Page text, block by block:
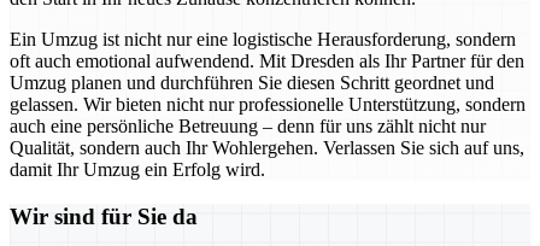
Ein Umzug ist nicht nur eine logistische Herausforderung, sondern
oft auch emotional aufwendend. Mit Dresden als Ihr Partner für den
Umzug planen und durchführen Sie diesen Schritt geordnet und
gelassen. Wir bieten nicht nur professionelle Unterstützung, sondern
auch eine persönliche Betreuung – denn für uns zählt nicht nur
Qualität, sondern auch Ihr Wohlergehen. Verlassen Sie sich auf uns,
damit Ihr Umzug ein Erfolg wird.
Wir sind für Sie da